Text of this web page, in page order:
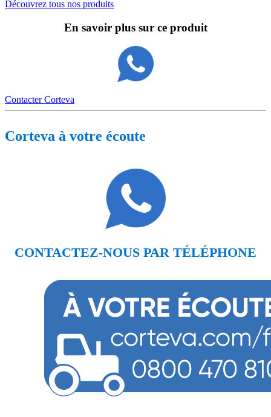
Découvrez tous nos produits
En savoir plus sur ce produit
Contacter Corteva
Corteva à votre écoute
CONTACTEZ-NOUS PAR TÉLÉPHONE